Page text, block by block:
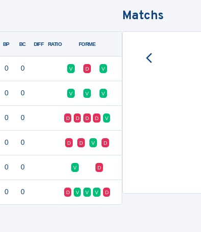
BP BC DIFF RATIO FORME
0 0 V D V
0 0 V V V
0 0 D D D D V
0 0 D D V D
0 0 V D
0 0 D V V V D
Matchs